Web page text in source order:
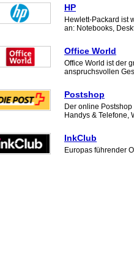
HP
Hewlett-Packard ist
an: Notebooks,
Office World
Office World ist der
anspruchsvollen
Postshop
Der online
Handys & Telefone,
InkClub
Europas führender